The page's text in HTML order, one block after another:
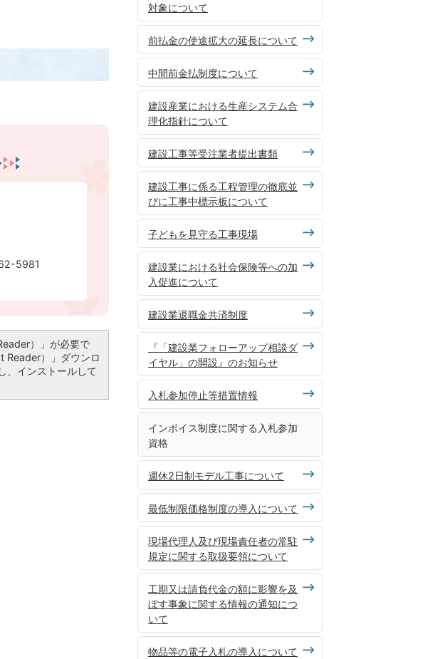
5981
）」が必要で
Reader）」ダウンロ
、インストールして
対象について
前払金の使途拡大の延長について
中間前金払制度について
建設産業における生産システム合
理化指針について
建設工事等受注業者提出書類
建設工事に係る工程管理の徹底並
びに工事中標示板について
子どもを見守る工事現場
建設業における社会保険等への加
入促進について
建設業退職金共済制度
『「建設業フォローアップ相談ダ
イヤル」の開設』のお知らせ
入札参加停止等措置情報
インボイス制度に関する入札参加
資格
週休2日制モデル工事について
最低制限価格制度の導入について
現場代理人及び現場責任者の常駐
規定に関する取扱要領について
工期又は請負代金の額に影響を及
ぼす事象に関する情報の通知につ
いて
物品等の電子入札の導入について